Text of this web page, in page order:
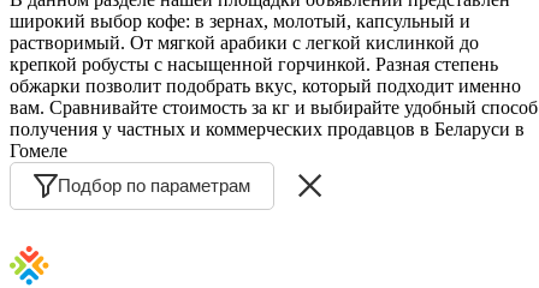
широкий выбор кофе: в зернах, молотый, капсульный и
растворимый. От мягкой арабики с легкой кислинкой до
крепкой робусты с насыщенной горчинкой. Разная степень
обжарки позволит подобрать вкус, который подходит именно
вам. Сравнивайте стоимость за кг и выбирайте удобный способ
получения у частных и коммерческих продавцов в Беларуси в
Гомеле
Подбор по параметрам